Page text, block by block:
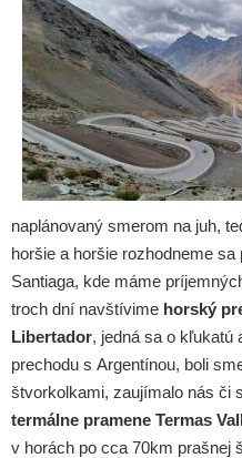
naplánovaný smerom na juh,
horšie a horšie rozhodneme sa
Santiaga, kde máme
troch dní navštívime horský
Libertador, jedná sa o kľukatú
prechodu s Argentínou, boli
štvorkolkami, zaujímalo nás či
termálne pramene Termas
v horách po cca 70km prašnej